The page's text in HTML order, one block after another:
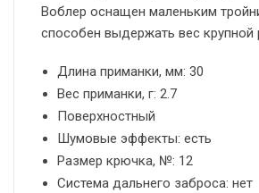
Воблер оснащен маленьким
способен выдержать вес
Длина приманки, мм: 30
Вес приманки, г: 2.7
Поверхностный
Шумовые эффекты: есть
Размер крючка, №: 12
Система дальнего заброса: нет